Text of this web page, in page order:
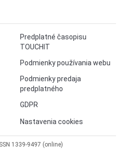
Predplatné časopisu
TOUCHIT
Podmienky používania webu
Podmienky predaja
predplatného
GDPR
Nastavenia cookies
1339-9497 (online)